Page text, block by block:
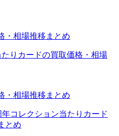
・相場推移まとめ
・相場推移まとめ